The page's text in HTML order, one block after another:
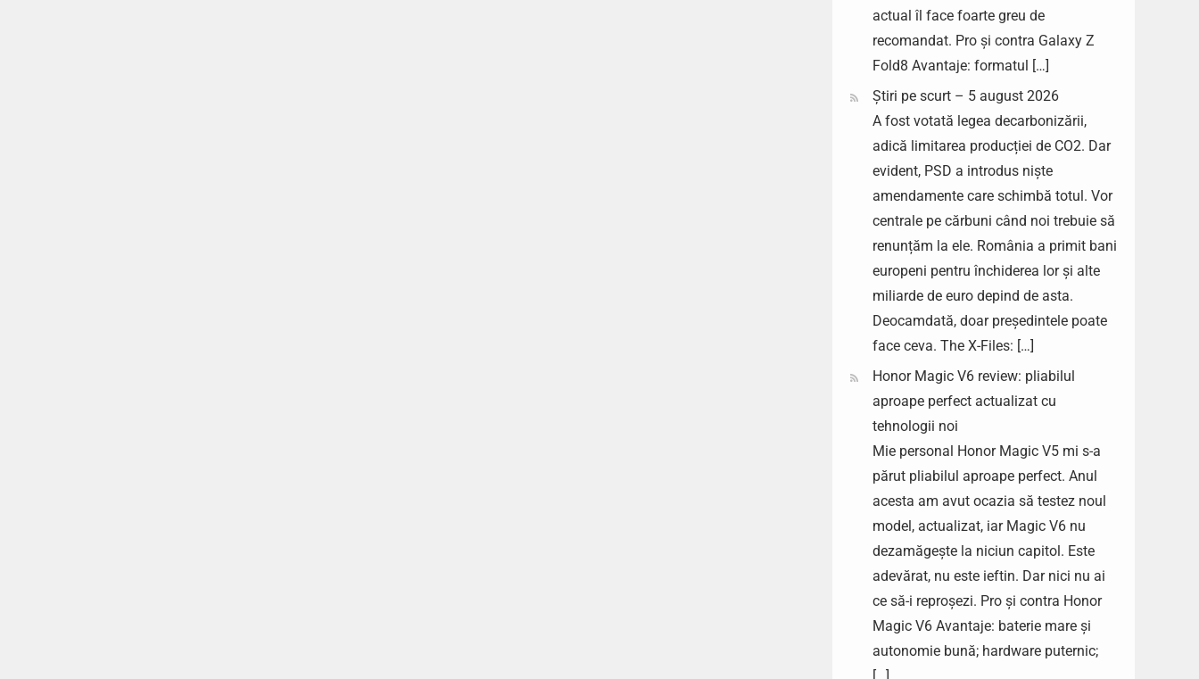
actual îl face foarte greu de
recomandat. Pro și contra Galaxy Z
Fold8 Avantaje: formatul […]
Știri pe scurt – 5 august 2026
A fost votată legea decarbonizării,
adică limitarea producției de CO2. Dar
evident, PSD a introdus niște
amendamente care schimbă totul. Vor
centrale pe cărbuni când noi trebuie să
renunțăm la ele. România a primit bani
europeni pentru închiderea lor și alte
miliarde de euro depind de asta.
Deocamdată, doar președintele poate
face ceva. The X-Files: […]
Honor Magic V6 review: pliabilul
aproape perfect actualizat cu
tehnologii noi
Mie personal Honor Magic V5 mi s-a
părut pliabilul aproape perfect. Anul
acesta am avut ocazia să testez noul
model, actualizat, iar Magic V6 nu
dezamăgește la niciun capitol. Este
adevărat, nu este ieftin. Dar nici nu ai
ce să-i reproșezi. Pro și contra Honor
Magic V6 Avantaje: baterie mare și
autonomie bună; hardware puternic;